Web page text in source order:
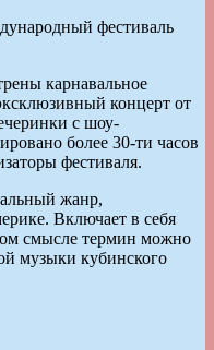
карнавальное
концерт от
с шоу-
более 30-ти часов
фестиваля.
жанр,
Включает в себя
смысле термин можно
музыки кубинского